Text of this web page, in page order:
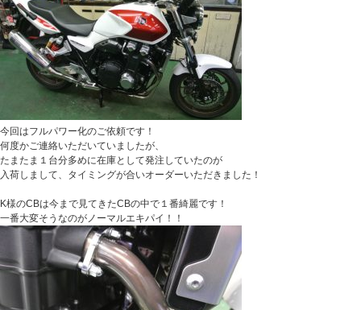
今回はフルパワー化のご依頼です！
何度かご連絡いただいていましたが、
たまたま１台分多めに在庫として発注していたのが
入荷しまして、タイミングが合いオーダーいただきました！
K様のCBは今まで見てきたCBの中で１番綺麗です！
一番大変そうなのがノーマルエキパイ！！